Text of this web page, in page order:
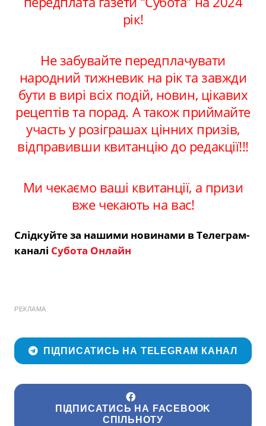
рік!
Не забувайте передплачувати
народний тижневик на рік та завжди
бути в вирі всіх подій, новин, цікавих
рецептів та порад. А також приймайте
участь у розіграшах цінних призів,
відправивши квитанцію до редакції!!!
Ми чекаємо ваші квитанції, а призи
вже чекають на вас!
Слідкуйте за нашими новинами в Телеграм-
каналі Субота Онлайн
РЕКЛАМА
ПІДПИСАТИСЬ НА TELEGRAM КАНАЛ
ПІДПИСАТИСЬ НА FACEBOOK
СПІЛЬНОТУ